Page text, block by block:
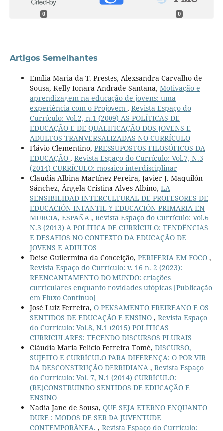
0 0
Artigos Semelhantes
Emília Maria da T. Prestes, Alexsandra Carvalho de
Sousa, Kelly Ionara Andrade Santana, Motivação e
aprendizagem na educação de jovens: uma
experiência com o Projovem , Revista Espaço do
Currículo: Vol.2, n.1 (2009) AS POLÍTICAS DE
EDUCAÇÃO E DE QUALIFICAÇÃO DOS JOVENS E
ADULTOS TRANVERSALIZADAS NO CURRÍCULO
Flávio Clementino, PRESSUPOSTOS FILOSÓFICOS DA
EDUCAÇÃO , Revista Espaço do Currículo: Vol.7, N.3
(2014) CURRÍCULO: mosaico interdisciplinar
Claudia Albina Martínez Pereira, Javier J. Maquilón
Sánchez, Ângela Cristina Alves Albino, LA
SENSIBILIDAD INTERCULTURAL DE PROFESORES DE
EDUCACIÓN INFANTIL Y EDUCACIÓN PRIMARIA EN
MURCIA, ESPAÑA , Revista Espaço do Currículo: Vol.6
N.3 (2013) A POLÍTICA DE CURRÍCULO: TENDÊNCIAS
E DESAFIOS NO CONTEXTO DA EDUCAÇÃO DE
JOVENS E ADULTOS
Deise Guilermina da Conceição, PERIFERIA EM FOCO ,
Revista Espaço do Currículo: v. 16 n. 2 (2023):
REENCANTAMENTO DO MUNDO: criações
curriculares enquanto novidades utópicas [Publicação
em Fluxo Contínuo]
José Luiz Ferreira, O PENSAMENTO FREIREANO E OS
SENTIDOS DE EDUCAÇÃO E ENSINO , Revista Espaço
do Currículo: Vol.8, N.1 (2015) POLÍTICAS
CURRICULARES: TECENDO DISCURSOS PLURAIS
Cláudia Maria Felicio Ferreira Tomé, DISCURSO,
SUJEITO E CURRÍCULO PARA DIFERENÇA: O POR VIR
DA DESCONSTRUÇÃO DERRIDIANA , Revista Espaço
do Currículo: Vol. 7, N.1 (2014) CURRÍCULO:
(RE)CONSTRUINDO SENTIDOS DE EDUCAÇÃO E
ENSINO
Nadia Jane de Sousa, QUE SEJA ETERNO ENQUANTO
DURE : MODOS DE SER DA JUVENTUDE
CONTEMPORÂNEA. , Revista Espaço do Currículo: